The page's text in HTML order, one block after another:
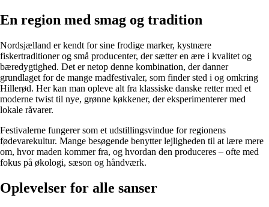
En region med smag og tradition
Nordsjælland er kendt for sine frodige marker, kystnære
fiskertraditioner og små producenter, der sætter en ære i kvalitet og
bæredygtighed. Det er netop denne kombination, der danner
grundlaget for de mange madfestivaler, som finder sted i og omkring
Hillerød. Her kan man opleve alt fra klassiske danske retter med et
moderne twist til nye, grønne køkkener, der eksperimenterer med
lokale råvarer.
Festivalerne fungerer som et udstillingsvindue for regionens
fødevarekultur. Mange besøgende benytter lejligheden til at lære mere
om, hvor maden kommer fra, og hvordan den produceres – ofte med
fokus på økologi, sæson og håndværk.
Oplevelser for alle sanser